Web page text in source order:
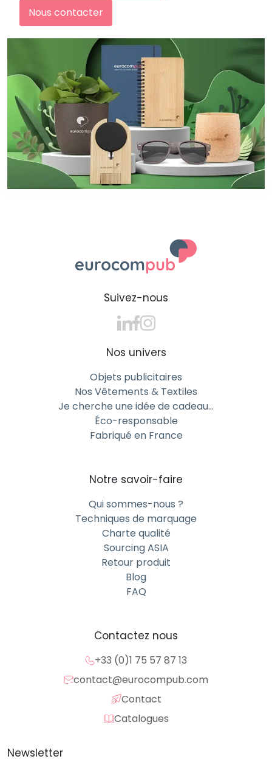
Nous contacter
Suivez-nous
Nos univers
Objets publicitaires
Nos Vêtements & Textiles
Je cherche une idée de cadeau…
Éco-responsable
Fabriqué en France
Notre savoir-faire
Qui sommes-nous ?
Techniques de marquage
Charte qualité
Sourcing ASIA
Retour produit
Blog
FAQ
Contactez nous
+33 (0)1 75 57 87 13
contact@eurocompub.com
Contact
Catalogues
Newsletter